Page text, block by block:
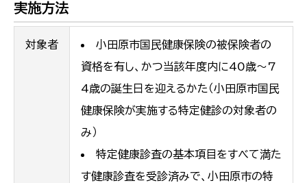
実施方法
対象者
小田原市国民健康保険の被保険者の
資格を有し、かつ当該年度内に40歳～7
4歳の誕生日を迎えるかた（小田原市国民
健康保険が実施する特定健診の対象者の
み）
特定健康診査の基本項目をすべて満た
す健康診査を受診済みで、小田原市の特